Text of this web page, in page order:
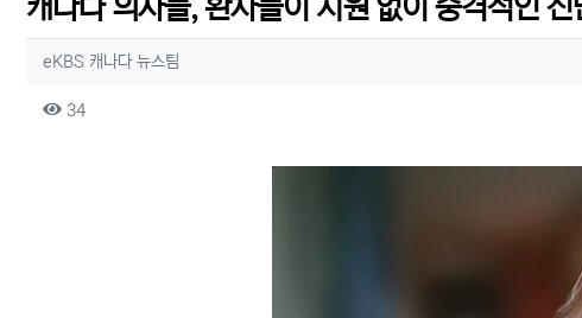
캐나다 의사들, 환자들이 지원 없이 충격적인
작성자 정보
eKBS 캐나다 뉴스팀
컨텐츠 정보
34조회